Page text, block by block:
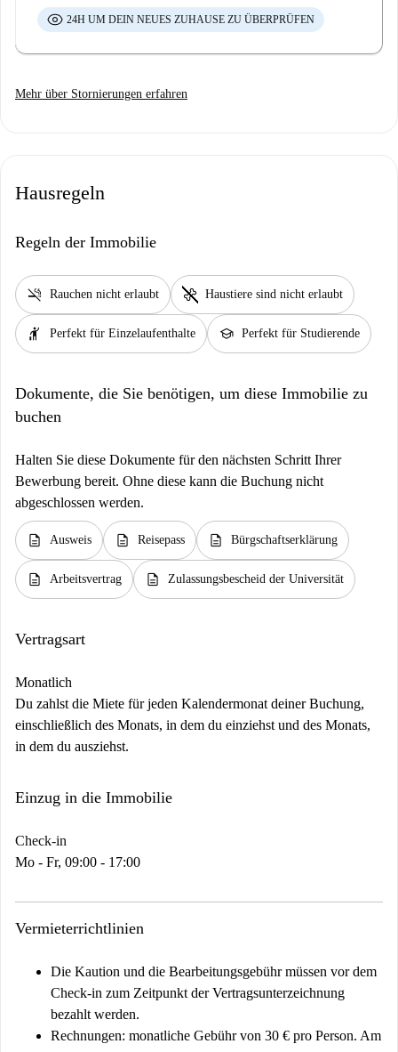
24H UM DEIN NEUES ZUHAUSE ZU ÜBERPRÜFEN
Mehr über Stornierungen erfahren
Hausregeln
Regeln der Immobilie
smoke_free Rauchen nicht erlaubt pet_supplies Haustiere sind nicht erlaubt
hail Perfekt für Einzelaufenthalte school Perfekt für Studierende
Dokumente, die Sie benötigen, um diese Immobilie zu
buchen
Halten Sie diese Dokumente für den nächsten Schritt Ihrer
Bewerbung bereit. Ohne diese kann die Buchung nicht
abgeschlossen werden.
description Ausweis description Reisepass description Bürgschaftserklärung
description Arbeitsvertrag description Zulassungsbescheid der Universität
Vertragsart
Monatlich
Du zahlst die Miete für jeden Kalendermonat deiner Buchung,
einschließlich des Monats, in dem du einziehst und des Monats,
in dem du ausziehst.
Einzug in die Immobilie
Check-in
Mo - Fr, 09:00 - 17:00
Vermieterrichtlinien
Die Kaution und die Bearbeitungsgebühr müssen vor dem
Check-in zum Zeitpunkt der Vertragsunterzeichnung
bezahlt werden.
Rechnungen: monatliche Gebühr von 30 € pro Person. Am